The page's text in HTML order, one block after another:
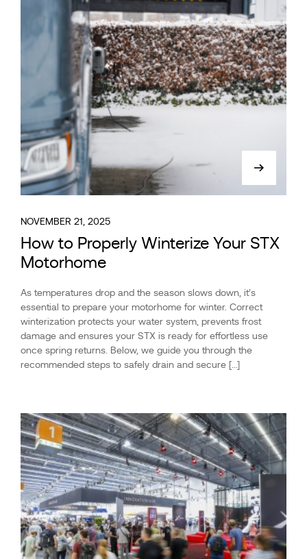
NOVEMBER 21, 2025
How to Properly Winterize Your STX
Motorhome
As temperatures drop and the season slows down, it’s
essential to prepare your motorhome for winter. Correct
winterization protects your water system, prevents frost
damage and ensures your STX is ready for effortless use
once spring returns. Below, we guide you through the
recommended steps to safely drain and secure […]